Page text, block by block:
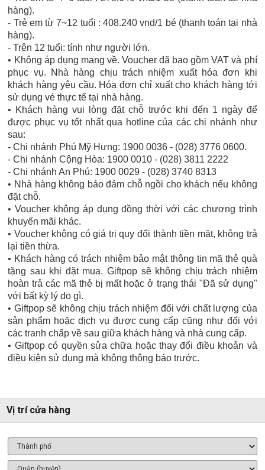
hàng).
- Trẻ em từ 7~12 tuổi : 408.240 vnd/1 bé (thanh toán tại nhà
hàng).
- Trên 12 tuổi: tính như người lớn.
• Không áp dụng mang về. Voucher đã bao gồm VAT và phí
phục vụ. Nhà hàng chịu trách nhiệm xuất hóa đơn khi
khách hàng yêu cầu. Hóa đơn chỉ xuất cho khách hàng tới
sử dụng vé thực tế tại nhà hàng.
• Khách hàng vui lòng đặt chỗ trước khi đến 1 ngày để
được phục vụ tốt nhất qua hotline của các chi nhánh như
sau:
- Chi nhánh Phú Mỹ Hưng: 1900 0036 - (028) 3776 0600.
- Chi nhánh Cộng Hòa: 1900 0010 - (028) 3811 2222
- Chi nhánh An Phú: 1900 0029 - (028) 3740 8313
• Nhà hàng không bảo đảm chỗ ngồi cho khách nếu không
đặt chỗ.
• Voucher không áp dụng đồng thời với các chương trình
khuyến mãi khác.
• Voucher không có giá trị quy đổi thành tiền mặt, không trả
lại tiền thừa.
• Khách hàng có trách nhiệm bảo mật thông tin mã thẻ quà
tặng sau khi đặt mua. Giftpop sẽ không chịu trách nhiệm
hoàn trả các mã thẻ bị mất hoặc ở trạng thái "Đã sử dụng"
với bất kỳ lý do gì.
• Giftpop sẽ không chịu trách nhiệm đối với chất lượng của
sản phẩm hoặc dịch vụ được cung cấp cũng như đối với
các tranh chấp về sau giữa khách hàng và nhà cung cấp.
• Giftpop có quyền sửa chữa hoặc thay đổi điều khoản và
điều kiện sử dụng mà không thông báo trước.
Vị trí cửa hàng